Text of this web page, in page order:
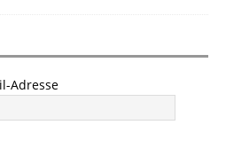
Adresse